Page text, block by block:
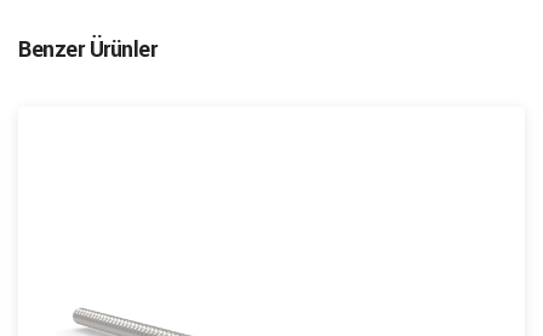
Benzer Ürünler